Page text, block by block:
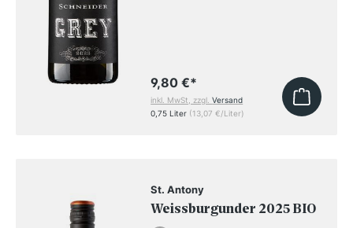
9,80 €*
inkl. MwSt, zzgl.Versand
0,75 Liter (13,07 €/Liter)
St. Antony
Weissburgunder 2025 BIO